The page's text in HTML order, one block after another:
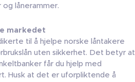
lånerammer.
markedet
til å hjelpe norske låntakere
uten sikkerhet. Det betyr at
får du hjelp med
Husk at det er uforpliktende å